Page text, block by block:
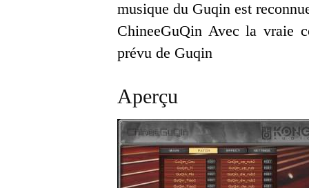
musique du Guqin est
ChineeGuQin Avec la vraie
prévu de Guqin
Aperçu